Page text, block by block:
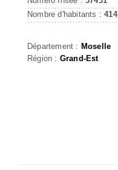
Nombre d'habitants :414
Département : Moselle
Région : Grand-Est